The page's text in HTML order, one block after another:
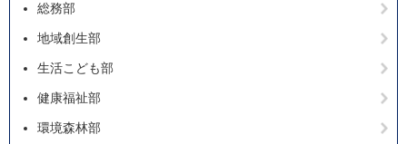
総務部
地域創生部
生活こども部
健康福祉部
環境森林部